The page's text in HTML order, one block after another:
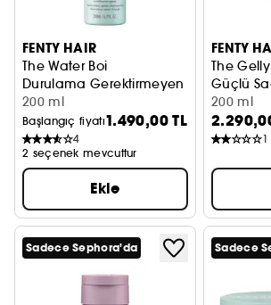
FENTY HAIR
The Water Boi
Durulama Gerektirmeyen Onarıcı Saç
200 ml
Başlangıç fiyatı1.490,00 TL
4
2 seçenek mevcuttur
Ekle
FENTY
The
Güçlü
200 ml
1
Sadece Sephora'da Sadece